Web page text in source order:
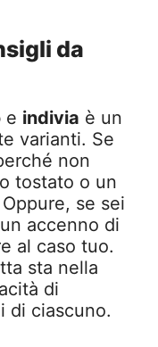
da
e indivia è un
varianti. Se
non
tostato o un
se sei
accenno di
al caso tuo.
sta nella
di
di ciascuno.